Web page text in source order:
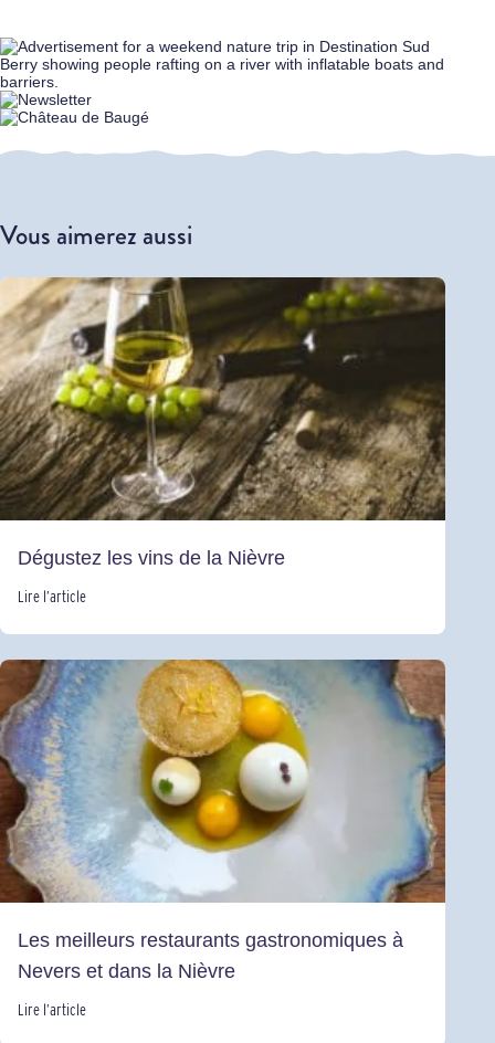
Vous aimerez aussi
Dégustez les vins de la Nièvre
Lire l’article
Les meilleurs restaurants gastronomiques à
Nevers et dans la Nièvre
Lire l’article